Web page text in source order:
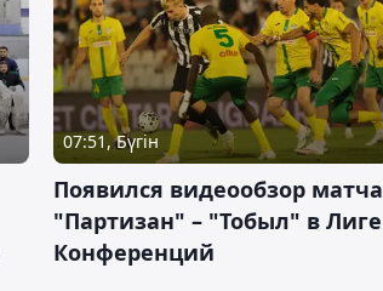
07:51, Бүгін
Появился видеообзор матча
"Партизан" – "Тобыл" в Лиге
Конференций